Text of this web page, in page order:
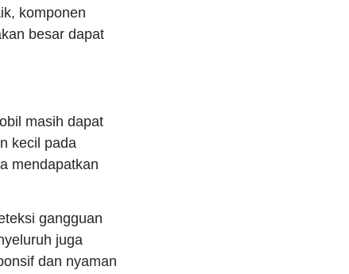
komponen
besar dapat
masih dapat
kecil pada
mendapatkan
gangguan
juga
dan nyaman